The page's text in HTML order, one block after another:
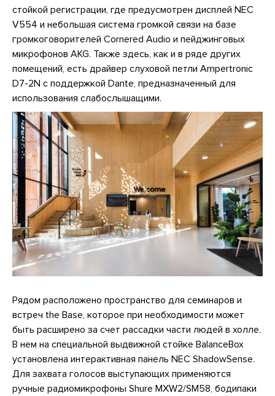
стойкой регистрации, где предусмотрен дисплей NEC
V554 и небольшая система громкой связи на базе
громкоговорителей Cornered Audio и пейджинговых
микрофонов AKG. Также здесь, как и в ряде других
помещений, есть драйвер слуховой петли Ampertronic
D7-2N с поддержкой Dante, предназначенный для
использования слабослышащими.
Рядом расположено пространство для семинаров и
встреч the Base, которое при необходимости может
быть расширено за счет рассадки части людей в холле.
В нем на специальной выдвижной стойке BalanceBox
установлена интерактивная панель NEC ShadowSense.
Для захвата голосов выступающих применяются
ручные радиомикрофоны Shure MXW2/SM58, бодипаки